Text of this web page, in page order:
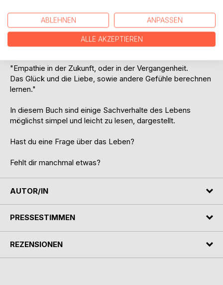
Auch Mathematik und Programmierung kann man mit
Gefühlen verbinden und den Code des Glücks, oder die
Formel des Glücks suchen.
"Empathie in der Zukunft, oder in der Vergangenheit.
Das Glück und die Liebe, sowie andere Gefühle berechnen
lernen."
In diesem Buch sind einige Sachverhalte des Lebens
möglichst simpel und leicht zu lesen, dargestellt.
Hast du eine Frage über das Leben?
Fehlt dir manchmal etwas?
AUTOR/IN
PRESSESTIMMEN
REZENSIONEN
ABLEHNEN ANPASSEN
ALLE AKZEPTIEREN